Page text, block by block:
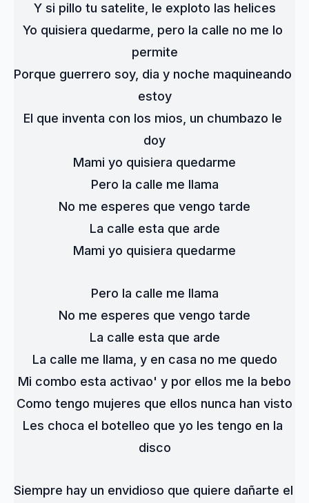
Y si pillo tu satelite, le exploto las helices
Yo quisiera quedarme, pero la calle no me lo
permite
Porque guerrero soy, dia y noche maquineando
estoy
El que inventa con los mios, un chumbazo le
doy
Mami yo quisiera quedarme
Pero la calle me llama
No me esperes que vengo tarde
La calle esta que arde
Mami yo quisiera quedarme
Pero la calle me llama
No me esperes que vengo tarde
La calle esta que arde
La calle me llama, y en casa no me quedo
Mi combo esta activao' y por ellos me la bebo
Como tengo mujeres que ellos nunca han visto
Les choca el botelleo que yo les tengo en la
disco
Siempre hay un envidioso que quiere dañarte el